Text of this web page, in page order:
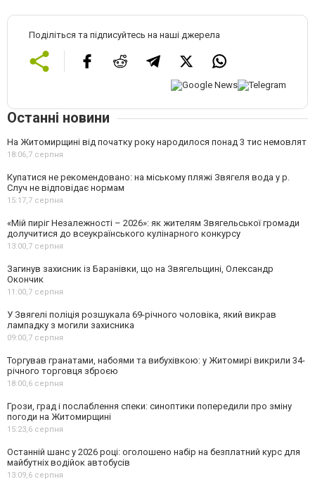
Поділіться та підписуйтесь на наші джерела
Останні новини
На Житомирщині від початку року народилося понад 3 тис немовлят
18:06, 7 серпня
Купатися не рекомендовано: на міському пляжі Звягеля вода у р.
Случ не відповідає нормам
15:17, 7 серпня
«Мій пиріг Незалежності – 2026»: як жителям Звягельської громади
долучитися до всеукраїнського кулінарного конкурсу
13:00, 7 серпня
Загинув захисник із Баранівки, що на Звягельщині, Олександр
Окончик
11:00, 7 серпня
У Звягелі поліція розшукала 69-річного чоловіка, який викрав
лампадку з могили захисника
09:00, 7 серпня
Торгував гранатами, набоями та вибухівкою: у Житомирі викрили 34-
річного торговця зброєю
18:00, 6 серпня
Грози, град і послаблення спеки: синоптики попередили про зміну
погоди на Житомирщині
15:23, 6 серпня
Останній шанс у 2026 році: оголошено набір на безплатний курс для
майбутніх водійок автобусів
13:09, 6 серпня